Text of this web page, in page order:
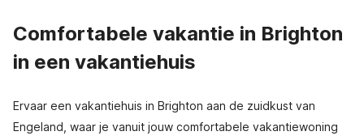
Comfortabele vakantie in Brighton
in een vakantiehuis
Ervaar een vakantiehuis in Brighton aan de zuidkust van
Engeland, waar je vanuit jouw comfortabele vakantiewoning